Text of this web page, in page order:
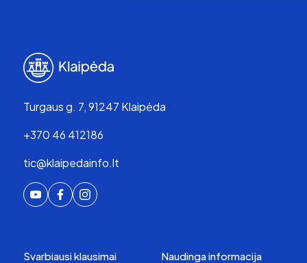
Turgaus g. 7, 91247 Klaipėda
+370 46 412186
tic@klaipedainfo.lt
Svarbiausi klausimai Naudinga informacija